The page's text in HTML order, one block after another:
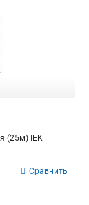
(25м) IEK
Сравнить